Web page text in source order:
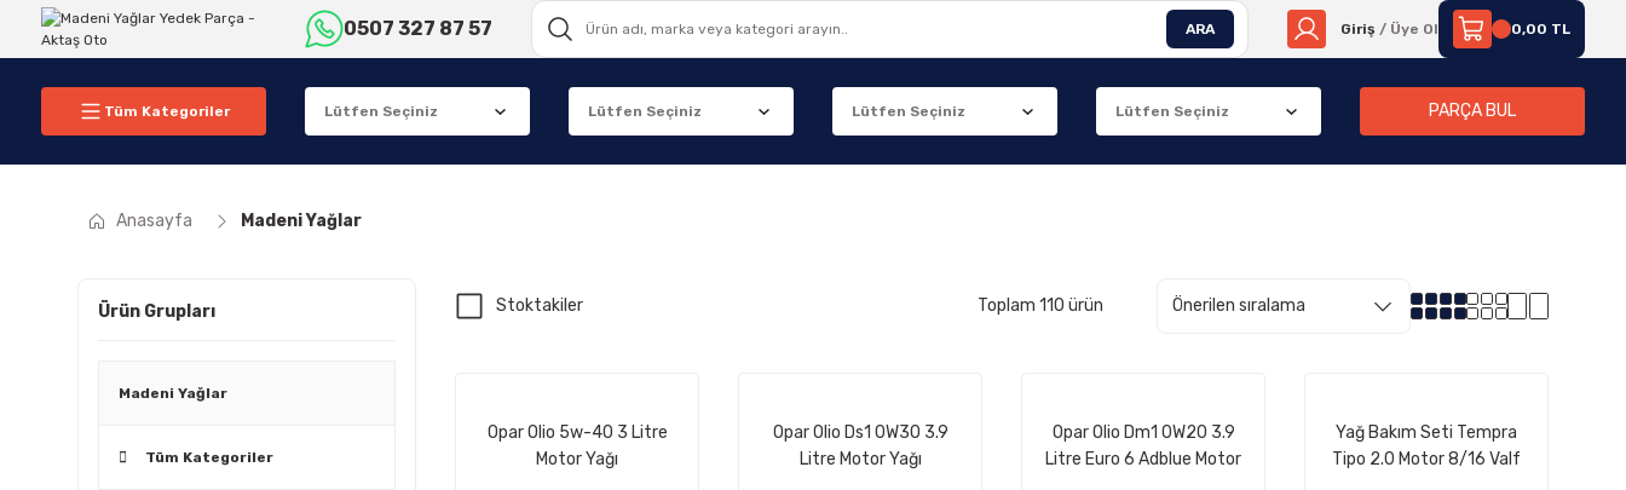
0507 327 87 57 ARA Giriş / Üye Ol 0,00 TL
Tüm Kategoriler PARÇA BUL
Anasayfa Madeni Yağlar
Ürün Grupları
Madeni Yağlar
Tüm Kategoriler
Stoktakiler Toplam 110 ürün
Opar Olio 5w-40 3 Litre
Motor Yağı
Opar Olio Ds1 0W30 3.9
Litre Motor Yağı
Opar Olio Dm1 0W20 3.9
Litre Euro 6 Adblue Motor
Yağ Bakım Seti Tempra
Tipo 2.0 Motor 8/16 Valf